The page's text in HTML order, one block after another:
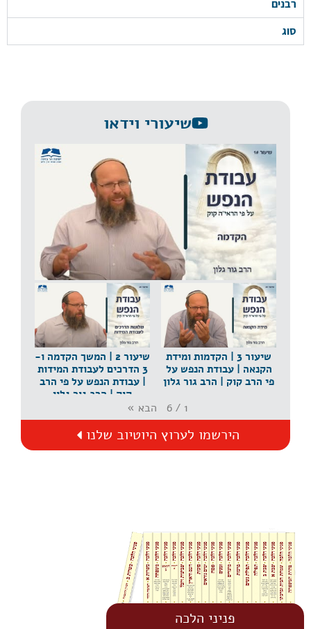
רבנים
סוג
שיעורי וידאו
שיעור 1 | הקדמה | עבודת הנפש על פי הרב קוק | הרב
גור גלון
שיעור 2 | המשך הקדמה ו-
3 הדרכים לעבודת המידות
| עבודת הנפש על פי הרב
קוק | הרב גור גלון
שיעור 3 | הקדמות ומידת
הקנאה | עבודת הנפש על
פי הרב קוק | הרב גור גלון
1
/
6 הבא »
הירשמו לערוץ היוטיוב שלנו
פניני הלכה